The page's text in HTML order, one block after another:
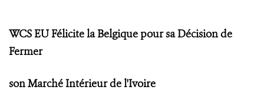
WCS EU Félicite la Belgique pour sa Décision de
Fermer
son Marché Intérieur de l'Ivoire